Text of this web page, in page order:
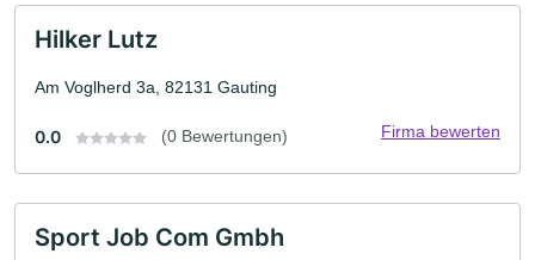
Hilker Lutz
Am Voglherd 3a, 82131 Gauting
0.0 (0 Bewertungen) Firma bewerten
Sport Job Com Gmbh